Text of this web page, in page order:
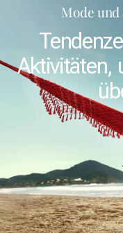
Mode
Aktivitäten,